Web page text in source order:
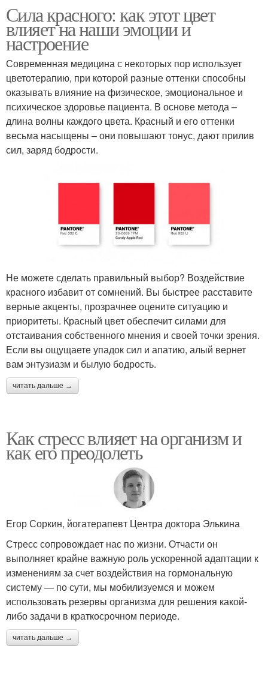
Сила красного: как этот цвет
влияет на наши эмоции и
настроение
Современная медицина с некоторых пор использует
цветотерапию, при которой разные оттенки способны
оказывать влияние на физическое, эмоциональное и
психическое здоровье пациента. В основе метода –
длина волны каждого цвета. Красный и его оттенки
весьма насыщены – они повышают тонус, дают прилив
сил, заряд бодрости.
Не можете сделать правильный выбор? Воздействие
красного избавит от сомнений. Вы быстрее расставите
верные акценты, прозрачнее оцените ситуацию и
приоритеты. Красный цвет обеспечит силами для
отстаивания собственного мнения и своей точки зрения.
Если вы ощущаете упадок сил и апатию, алый вернет
вам энтузиазм и былую бодрость.
читать дальше →
Как стресс влияет на организм и
как его преодолеть
Егор Соркин, йогатерапевт Центра доктора Элькина
Стресс сопровождает нас по жизни. Отчасти он
выполняет крайне важную роль ускоренной адаптации к
изменениям за счет воздействия на гормональную
систему — по сути, мы мобилизуемся и можем
использовать резервы организма для решения какой-
либо задачи в краткосрочном периоде.
читать дальше →